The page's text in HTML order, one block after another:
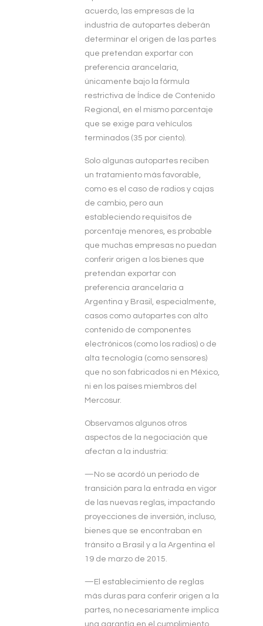
acuerdo, las empresas de la
industria de autopartes deberán
determinar el origen de las partes
que pretendan exportar con
preferencia arancelaria,
únicamente bajo la fórmula
restrictiva de Índice de Contenido
Regional, en el mismo porcentaje
que se exige para vehículos
terminados (35 por ciento).
Solo algunas autopartes reciben
un tratamiento más favorable,
como es el caso de radios y cajas
de cambio, pero aun
estableciendo requisitos de
porcentaje menores, es probable
que muchas empresas no puedan
conferir origen a los bienes que
pretendan exportar con
preferencia arancelaria a
Argentina y Brasil, especialmente,
casos como autopartes con alto
contenido de componentes
electrónicos (como los radios) o de
alta tecnología (como sensores)
que no son fabricados ni en México,
ni en los países miembros del
Mercosur.
Observamos algunos otros
aspectos de la negociación que
afectan a la industria:
—No se acordó un periodo de
transición para la entrada en vigor
de las nuevas reglas, impactando
proyecciones de inversión, incluso,
bienes que se encontraban en
tránsito a Brasil y a la Argentina el
19 de marzo de 2015.
—El establecimiento de reglas
más duras para conferir origen a la
partes, no necesariamente implica
una garantía en el cumplimiento